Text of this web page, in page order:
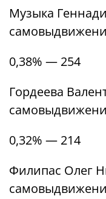
Музыка
0,38% — 254
Гордеева
0,32% — 214
Филипас Олег